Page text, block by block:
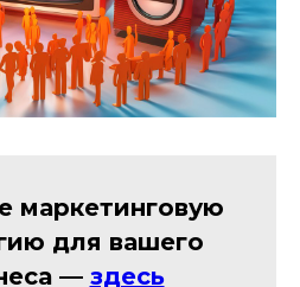
маркетинговую
для вашего
— здесь